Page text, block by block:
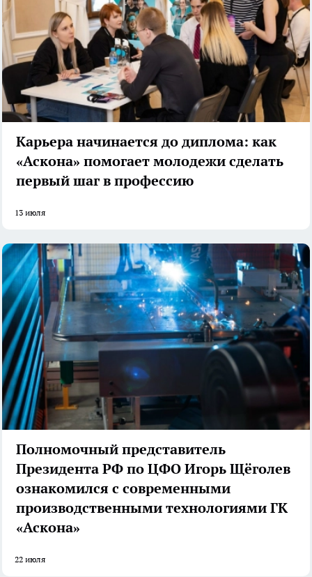
Карьера начинается до диплома: как
«Аскона» помогает молодежи сделать
первый шаг в профессию
13 июля
Полномочный представитель
Президента РФ по ЦФО Игорь Щёголев
ознакомился с современными
производственными технологиями ГК
«Аскона»
22 июля